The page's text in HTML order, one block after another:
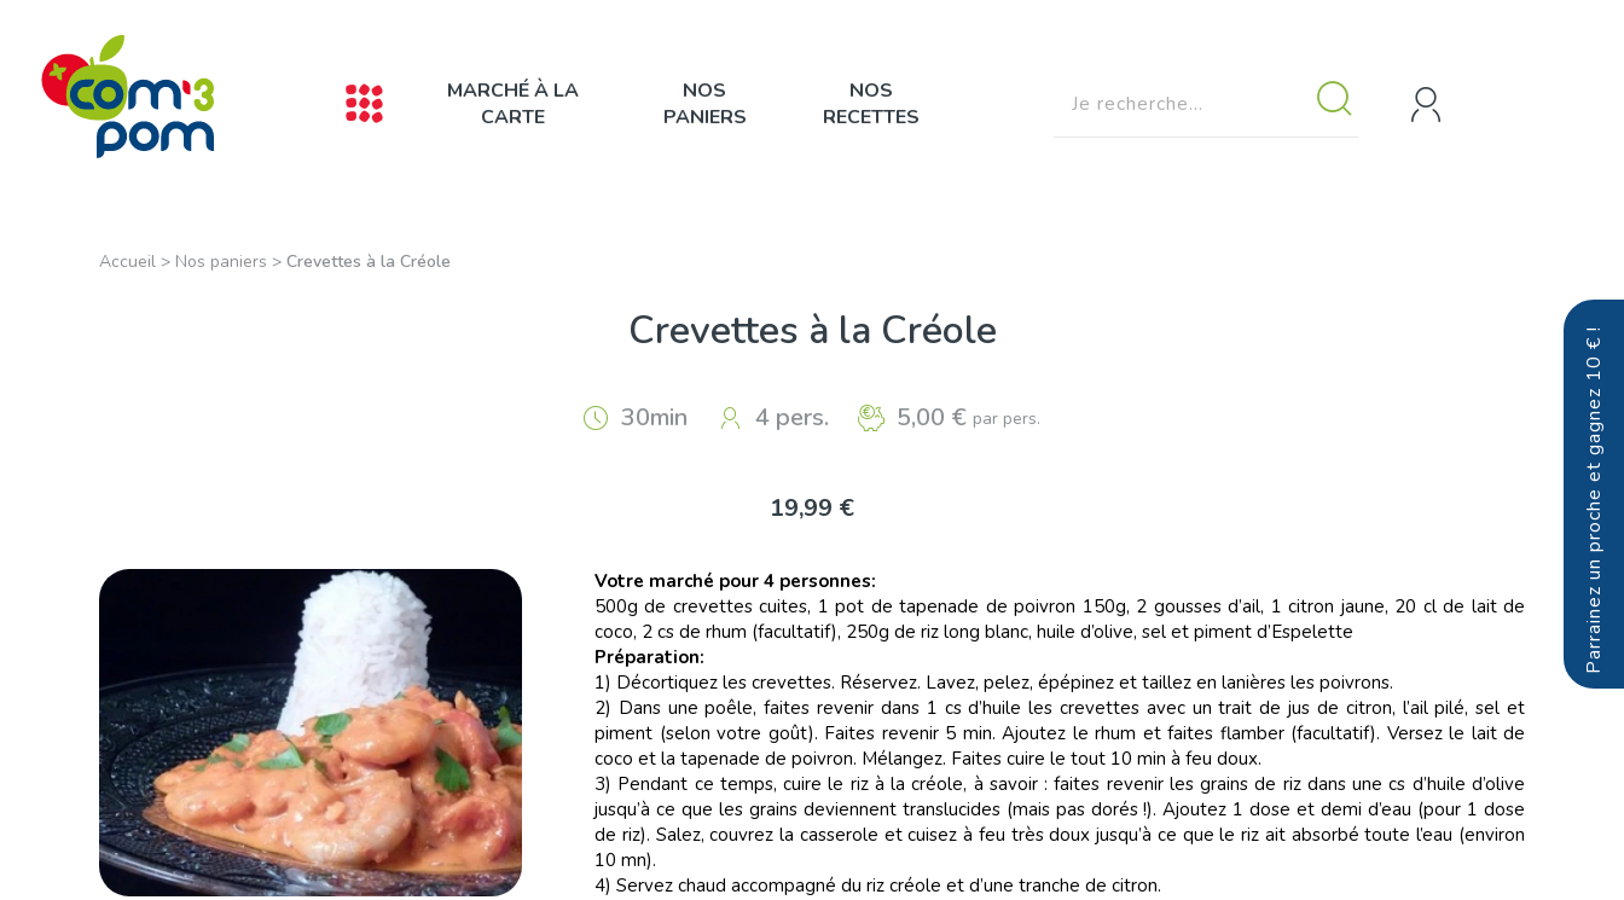
MARCHÉ À LA
CARTE
NOS
PANIERS
NOS
RECETTES
Parrainez un proche et gagnez 10 € !
Accueil > Nos paniers > Crevettes à la Créole
Crevettes à la Créole
30min 4 pers. 5,00 € par pers.
19,99 €
Votre marché pour 4 personnes:
500g de crevettes cuites, 1 pot de tapenade de poivron 150g, 2 gousses d’ail, 1 citron jaune, 20 cl de lait de
coco, 2 cs de rhum (facultatif), 250g de riz long blanc, huile d’olive, sel et piment d’Espelette
Préparation:
1) Décortiquez les crevettes. Réservez. Lavez, pelez, épépinez et taillez en lanières les poivrons.
2) Dans une poêle, faites revenir dans 1 cs d’huile les crevettes avec un trait de jus de citron, l’ail pilé, sel et
piment (selon votre goût). Faites revenir 5 min. Ajoutez le rhum et faites flamber (facultatif). Versez le lait de
coco et la tapenade de poivron. Mélangez. Faites cuire le tout 10 min à feu doux.
3) Pendant ce temps, cuire le riz à la créole, à savoir : faites revenir les grains de riz dans une cs d’huile d’olive
jusqu’à ce que les grains deviennent translucides (mais pas dorés !). Ajoutez 1 dose et demi d’eau (pour 1 dose
de riz). Salez, couvrez la casserole et cuisez à feu très doux jusqu’à ce que le riz ait absorbé toute l’eau (environ
10 mn).
4) Servez chaud accompagné du riz créole et d’une tranche de citron.